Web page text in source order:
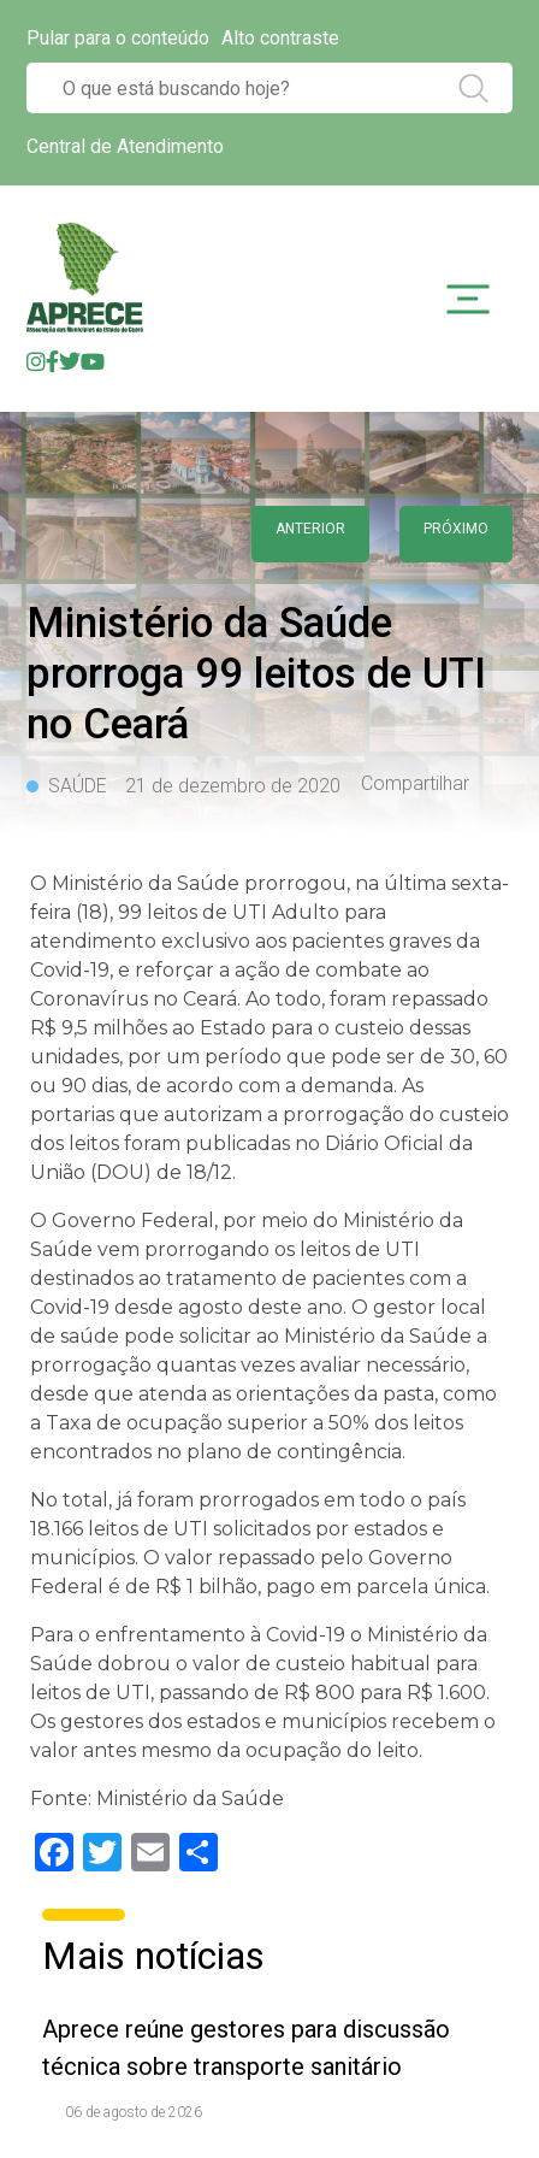
Pular para o conteúdo Alto contraste
Central de Atendimento
ANTERIOR PRÓXIMO
Ministério da Saúde
prorroga 99 leitos de UTI
no Ceará
SAÚDE 21 de dezembro de 2020 Compartilhar
O Ministério da Saúde prorrogou, na última sexta-
feira (18), 99 leitos de UTI Adulto para
atendimento exclusivo aos pacientes graves da
Covid-19, e reforçar a ação de combate ao
Coronavírus no Ceará. Ao todo, foram repassado
R$ 9,5 milhões ao Estado para o custeio dessas
unidades, por um período que pode ser de 30, 60
ou 90 dias, de acordo com a demanda. As
portarias que autorizam a prorrogação do custeio
dos leitos foram publicadas no Diário Oficial da
União (DOU) de 18/12.
O Governo Federal, por meio do Ministério da
Saúde vem prorrogando os leitos de UTI
destinados ao tratamento de pacientes com a
Covid-19 desde agosto deste ano. O gestor local
de saúde pode solicitar ao Ministério da Saúde a
prorrogação quantas vezes avaliar necessário,
desde que atenda as orientações da pasta, como
a Taxa de ocupação superior a 50% dos leitos
encontrados no plano de contingência.
No total, já foram prorrogados em todo o país
18.166 leitos de UTI solicitados por estados e
municípios. O valor repassado pelo Governo
Federal é de R$ 1 bilhão, pago em parcela única.
Para o enfrentamento à Covid-19 o Ministério da
Saúde dobrou o valor de custeio habitual para
leitos de UTI, passando de R$ 800 para R$ 1.600.
Os gestores dos estados e municípios recebem o
valor antes mesmo da ocupação do leito.
Fonte: Ministério da Saúde
Facebook
Twitter
Email
Mais notícias
Aprece reúne gestores para discussão
técnica sobre transporte sanitário
06 de agosto de 2026